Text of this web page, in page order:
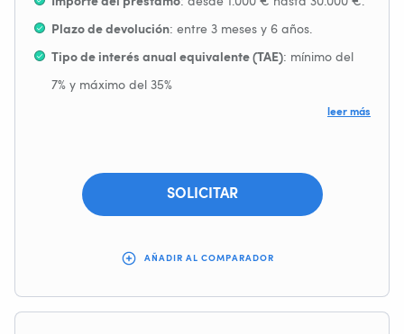
leer más
Plazo de devolución: entre 3 meses y 6 años.
Tipo de interés anual equivalente (TAE): mínimo del
7% y máximo del 35%
SOLICITAR
AÑADIR AL COMPARADOR